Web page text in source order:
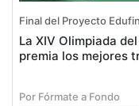
Final del Proyecto
La XIV Olimpiada
premia los mejores
Por Fórmate a Fondo